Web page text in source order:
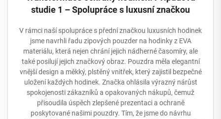
studie 1 – Spolupráce s luxusní značkou
V rámci naší spolupráce s přední značkou luxusních hodinek
jsme navrhli řadu zipových pouzder na hodinky z EVA
materiálu, která nejen chrání jejich nádherné časomíry, ale
také posilují jejich značkový obraz. Pouzdra měla elegantní
vnější design a měkký, plstěný vnitřek, který zajistil bezpečné
uložení každých hodinek. Značka ohlásila výrazný nárůst
spokojenosti zákazníků a opakovaných nákupů, čemuž
přisoudila úspěch zlepšené prezentaci a ochraně
poskytované našimi pouzdry. Tím, že jsme do návrhu